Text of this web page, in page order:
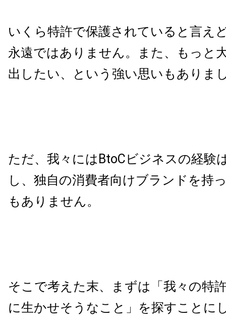
いくら特許で保護されていると言え
永遠ではありません。また、もっと
出したい、という強い思いもありま
ただ、我々にはBtoCビジネスの経験
し、独自の消費者向けブランドを持
もありません。
そこで考えた末、まずは「我々の特
に生かせそうなこと」を探すことに